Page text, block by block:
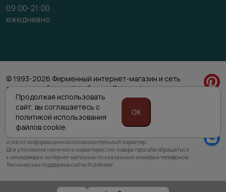
09:00-21:00
ежедневно
© 1993-2026 Фирменный интернет-магазин и сеть
салонов мебельной фабрики «Porta prima»
Политика обработки персональных данных
Согласие на обработку персональных данных
Приведенная на сайте информация не является публичной офертой
и носит информационно ознакомительный характер.
Для уточнения наличия и характеристик товара просьба обращаться
к менеджерам интернет магазина по указанным номерам телефонов.
Техническая поддержка сайта RuMaster
Продолжая использовать
сайт, вы соглашаетесь с
политикой использования
файлов cookie.
OK